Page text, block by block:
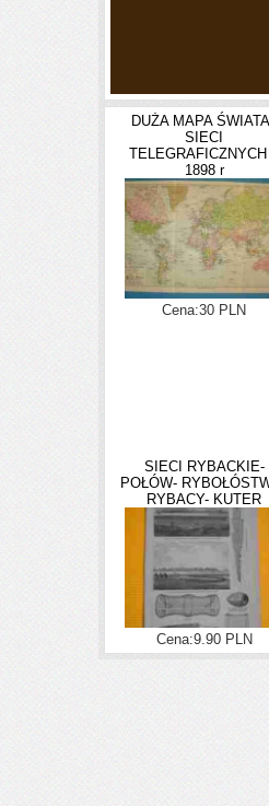
DUŻA MAPA
SIECI
1898 r
Cena:30 PLN
SIECI RYBACKIE-
POŁÓW-
RYBACY- KUTER
Cena:9.90 PLN